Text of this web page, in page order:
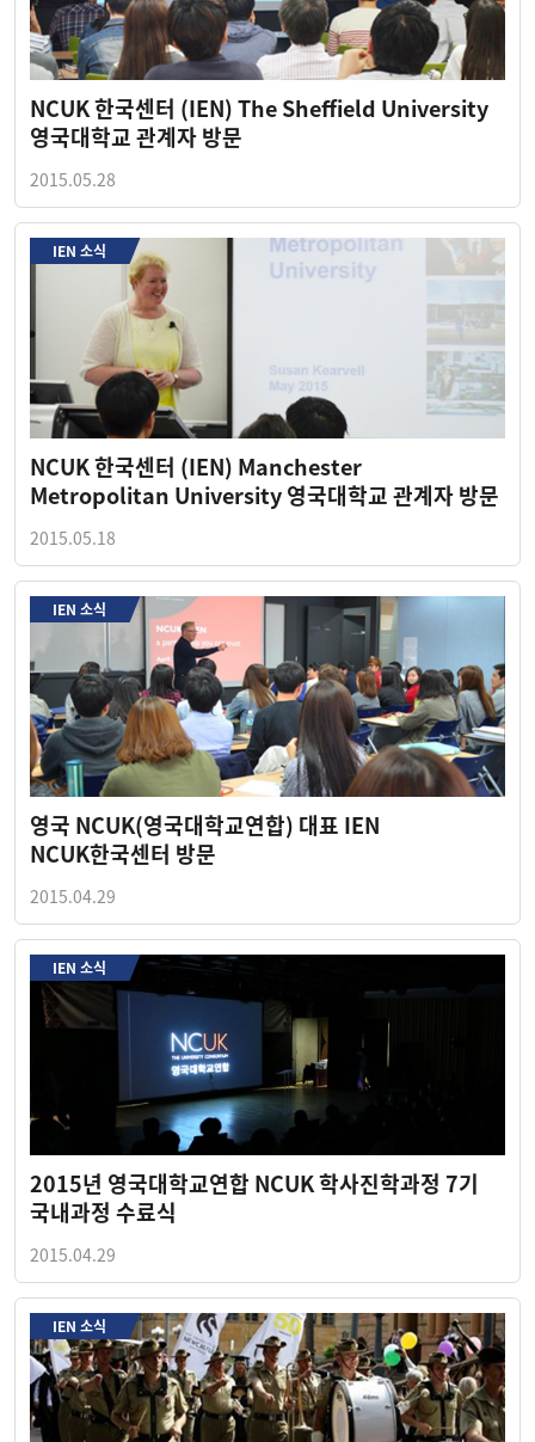
NCUK 한국센터 (IEN) The Sheffield University
영국대학교 관계자 방문
2015.05.28
IEN 소식
NCUK 한국센터 (IEN) Manchester
Metropolitan University 영국대학교 관계자 방문
2015.05.18
IEN 소식
영국 NCUK(영국대학교연합) 대표 IEN
NCUK한국센터 방문
2015.04.29
IEN 소식
2015년 영국대학교연합 NCUK 학사진학과정 7기
국내과정 수료식
2015.04.29
IEN 소식